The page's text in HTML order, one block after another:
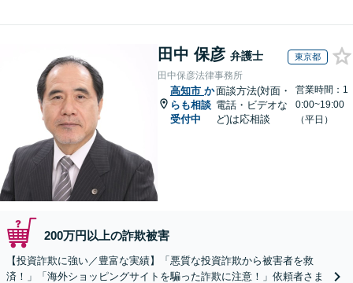
田中 保彦 弁護士 東京都
田中保彦法律事務所
高知市 か
らも相談
受付中
面談方法(対面・
電話・ビデオな
ど)は応相談
営業時間：1
0:00~19:00
（平日）
200万円以上の詐欺被害
【投資詐欺に強い／豊富な実績】「悪質な投資詐欺から被害者を救
済！」「海外ショッピングサイトを騙った詐欺に注意！」依頼者さま